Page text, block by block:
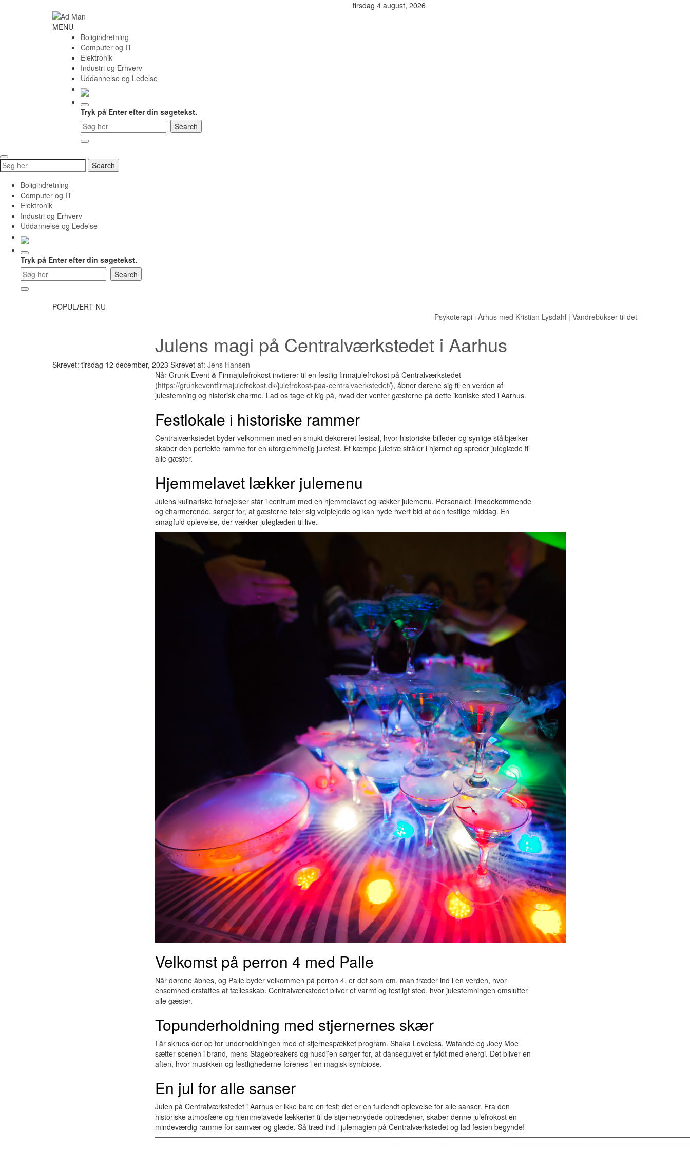
tirsdag 4 august, 2026
Ad
MENU
Boligindretning
Computer og IT
Elektronik
Industri og Erhverv
Uddannelse og Ledelse
Tryk på Enter efter din søgetekst.
Search
for:
Search
Boligindretning
Computer og IT
Elektronik
Industri og Erhverv
Uddannelse og Ledelse
Tryk på Enter efter din søgetekst.
POPULÆRT NU
Psykoterapi i Århus med Kristian Lysdahl| Vandrebukser til det aktive udeliv
Julens magi på Centralværkstedet i Aarhus
Skrevet: tirsdag 12 december, 2023 Skrevet af: Jens Hansen
Når Grunk Event & Firmajulefrokost inviterer til en festlig firmajulefrokost på Centralværkstedet
(https://grunkeventfirmajulefrokost.dk/julefrokost-paa-centralvaerkstedet/), åbner dørene sig til en verden af
julestemning og historisk charme. Lad os tage et kig på, hvad der venter gæsterne på dette ikoniske sted i Aarhus.
Festlokale i historiske rammer
Centralværkstedet byder velkommen med en smukt dekoreret festsal, hvor historiske billeder og synlige stålbjælker
skaber den perfekte ramme for en uforglemmelig julefest. Et kæmpe juletræ stråler i hjørnet og spreder juleglæde til
alle gæster.
Hjemmelavet lækker julemenu
Julens kulinariske fornøjelser står i centrum med en hjemmelavet og lækker julemenu. Personalet, imødekommende
og charmerende, sørger for, at gæsterne føler sig velplejede og kan nyde hvert bid af den festlige middag. En
smagfuld oplevelse, der vækker juleglæden til live.
Velkomst på perron 4 med Palle
Når dørene åbnes, og Palle byder velkommen på perron 4, er det som om, man træder ind i en verden, hvor
ensomhed erstattes af fællesskab. Centralværkstedet bliver et varmt og festligt sted, hvor julestemningen omslutter
alle gæster.
Topunderholdning med stjernernes skær
I år skrues der op for underholdningen med et stjernespækket program. Shaka Loveless, Wafande og Joey Moe
sætter scenen i brand, mens Stagebreakers og husdj’en sørger for, at dansegulvet er fyldt med energi. Det bliver en
aften, hvor musikken og festlighederne forenes i en magisk symbiose.
En jul for alle sanser
Julen på Centralværkstedet i Aarhus er ikke bare en fest; det er en fuldendt oplevelse for alle sanser. Fra den
historiske atmosfære og hjemmelavede lækkerier til de stjerneprydede optrædener, skaber denne julefrokost en
mindeværdig ramme for samvær og glæde. Så træd ind i julemagien på Centralværkstedet og lad festen begynde!